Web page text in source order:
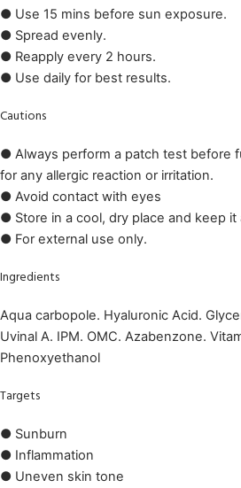
● Use 15 mins before sun exposure.
● Spread evenly.
● Reapply every 2 hours.
● Use daily for best results.
Cautions
● Always perform a patch test before
for any allergic reaction or irritation.
● Avoid contact with eyes
● Store in a cool, dry place and keep it
● For external use only.
Ingredients
Aqua carbopole. Hyaluronic Acid.
Uvinal A. IPM. OMC. Azabenzone.
Phenoxyethanol
Targets
● Sunburn
● Inflammation
● Uneven skin tone